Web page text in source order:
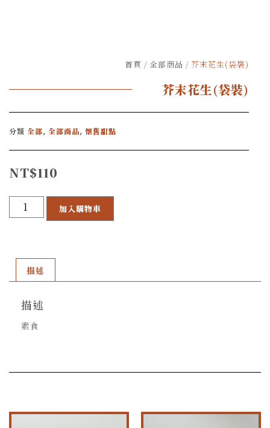
首頁 / 全部商品 / 芥末花生(袋裝)
芥末花生(袋裝)
分類 全部, 全部商品, 懷舊甜點
NT$110
加入購物車
描述
描述
素食